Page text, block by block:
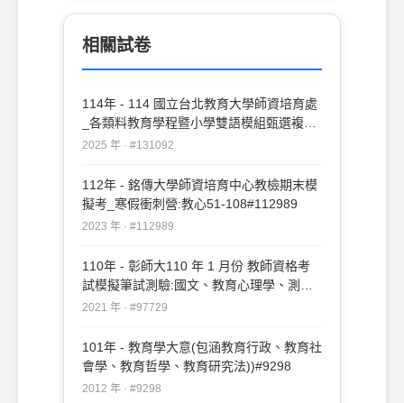
相關試卷
114年 - 114 國立台北教育大學師資培育處
_各類料教育學程暨小學雙語模組甄選複審
試題：教育心理學#131092
2025 年 · #131092
112年 - 銘傳大學師資培育中心教檢期末模
擬考_寒假衝刺營:教心51-108#112989
2023 年 · #112989
110年 - 彰師大110 年 1 月份 教師資格考
試模擬筆試測驗:國文、教育心理學、測驗
與統計教育社會學#97729
2021 年 · #97729
101年 - 教育學大意(包涵教育行政、教育社
會學、教育哲學、教育研究法))#9298
2012 年 · #9298